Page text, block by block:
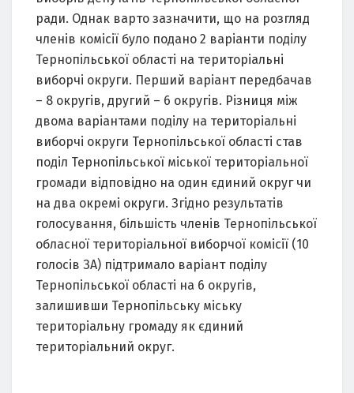
ради. Однак варто зазначити, що на розгляд
членів комісії було подано 2 варіанти поділу
Тернопільської області на територіальні
виборчі округи. Перший варіант передбачав
– 8 округів, другий – 6 округів. Різниця між
двома варіантами поділу на територіальні
виборчі округи Тернопільської області став
поділ Тернопільської міської територіальної
громади відповідно на один єдиний округ чи
на два окремі округи. Згідно результатів
голосування, більшість членів Тернопільської
обласної територіальної виборчої комісії (10
голосів ЗА) підтримало варіант поділу
Тернопільської області на 6 округів,
залишивши Тернопільську міську
територіальну громаду як єдиний
територіальний округ.